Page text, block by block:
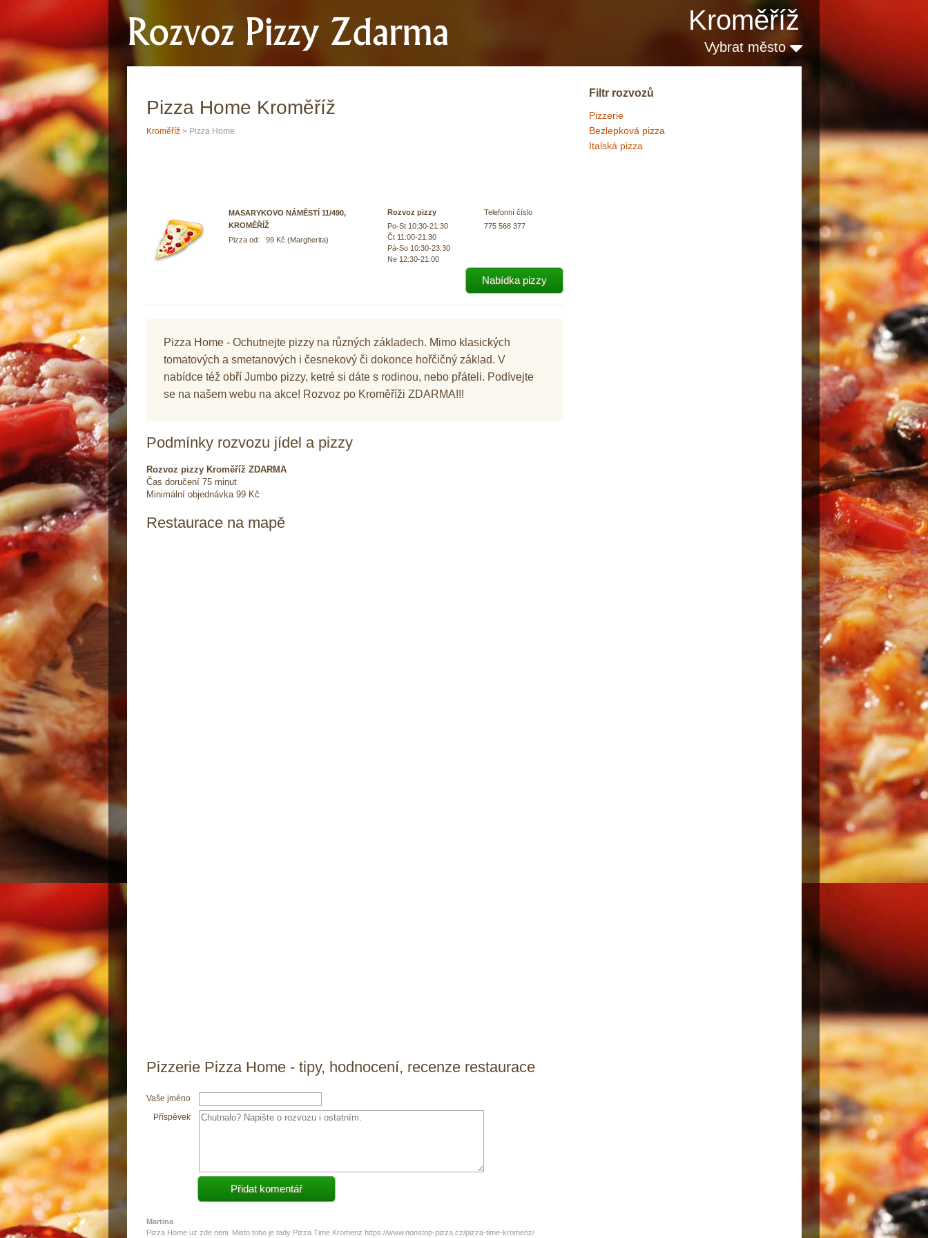
Kroměříž
Vybrat město
Filtr rozvozů
Pizzerie
Bezlepková pizza
Italská pizza
Pizza Home Kroměříž
Kroměříž > Pizza Home
MASARYKOVO NÁMĚSTÍ 11/490,
KROMĚŘÍŽ
Pizza od: 99 Kč (Margherita)
Rozvoz pizzy
Po-St 10:30-21:30
Čt 11:00-21:30
Pá-So 10:30-23:30
Ne 12:30-21:00
Telefonní číslo
775 568 377
Nabídka pizzy
Pizza Home - Ochutnejte pizzy na různých základech. Mimo klasických
tomatových a smetanových i česnekový či dokonce hořčičný základ. V
nabídce též obří Jumbo pizzy, ketré si dáte s rodinou, nebo přáteli. Podívejte
se na našem webu na akce! Rozvoz po Kroměříži ZDARMA!!!
Podmínky rozvozu jídel a pizzy
Rozvoz pizzy Kroměříž ZDARMA
Čas doručení 75 minut
Minimální objednávka 99 Kč
Restaurace na mapě
Pizzerie Pizza Home - tipy, hodnocení, recenze restaurace
Vaše jméno
Příspěvek
Martina
Pizza Home uz zde neni. Misto toho je tady Pizza Time Kromeriz https://www.nonstop-pizza.cz/pizza-time-kromeriz/